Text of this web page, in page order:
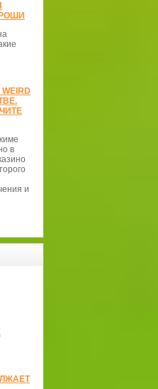
в
и